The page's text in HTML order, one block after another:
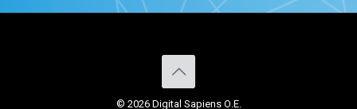
© 2026 Digital Sapiens Ο.Ε.